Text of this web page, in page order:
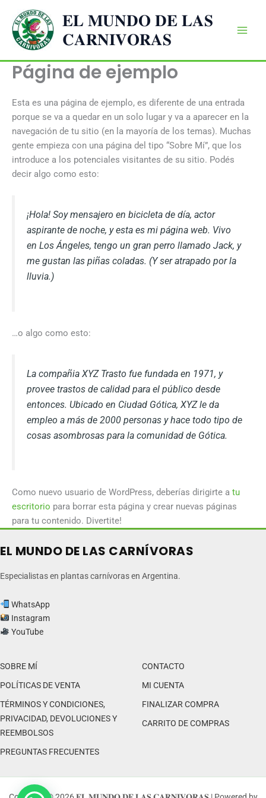
contenido
𝐄𝐋 𝐌𝐔𝐍𝐃𝐎 𝐃𝐄 𝐋𝐀𝐒
𝐂𝐀𝐑𝐍𝐈𝐕𝐎𝐑𝐀𝐒
Página de ejemplo
Esta es una página de ejemplo, es diferente de una entrada
porque se va a quedar en un solo lugar y va a aparecer en la
navegación de tu sitio (en la mayoría de los temas). Muchas
gente empieza con una página del tipo “Sobre Mí”, que los
introduce a los potenciales visitantes de su sitio. Podés
decir algo como esto:
¡Hola! Soy mensajero en bicicleta de día, actor
aspirante de noche, y esta es mi página web. Vivo
en Los Ángeles, tengo un gran perro llamado Jack, y
me gustan las piñas coladas. (Y ser atrapado por la
lluvia.)
…o algo como esto:
La compañia XYZ Trasto fue fundada en 1971, y
provee trastos de calidad para el público desde
entonces. Ubicado en Ciudad Gótica, XYZ le da
empleo a más de 2000 personas y hace todo tipo de
cosas asombrosas para la comunidad de Gótica.
Como nuevo usuario de WordPress, deberías dirigirte a tu
escritorio para borrar esta página y crear nuevas páginas
para tu contenido. Divertite!
EL MUNDO DE LAS CARNÍVORAS
Especialistas en plantas carnívoras en Argentina.
WhatsApp
Instagram
YouTube
SOBRE MÍ
POLÍTICAS DE VENTA
TÉRMINOS Y CONDICIONES,
PRIVACIDAD, DEVOLUCIONES Y
REEMBOLSOS
PREGUNTAS FRECUENTES
CONTACTO
MI CUENTA
FINALIZAR COMPRA
CARRITO DE COMPRAS